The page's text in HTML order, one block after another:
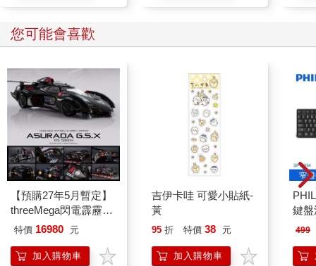
她把裝在紙袋裡的便當一個個拿出來。簡直就像變魔術一樣，約
有十個左右。
「日本最古老的……。」
好奇心湧現，我忍不住探身向前。
「連小餐館時代也算進去的話，已經有超過兩百年的歷史了
喔。」
「好厲害，到底是怎樣的便當啊？」
「這裡的便當真的很好吃。除了招牌的白飯和紅豆飯，不同季節
還有不同口味的炊飯。配菜則幾乎都一樣：滷菜、照燒魚，最令
您可能會喜歡
【預購27年5月暫定】
threeMega閃電霹靂車
VA Hi-SPEC UNITED
SIREN 黑色限定
特價 16980 元
加入購物車
吉伊卡哇 可愛小貼紙-
黃
95 折 特價 38 元
加入購物車
鍵盤
499